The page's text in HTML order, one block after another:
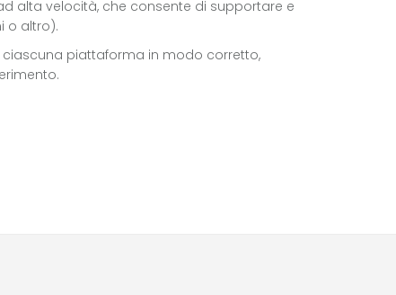
alta velocità, che consente di supportare e
o altro).
piattaforma in modo corretto,